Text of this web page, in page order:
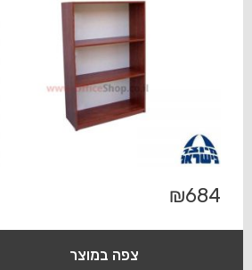
₪684
צפה במוצר